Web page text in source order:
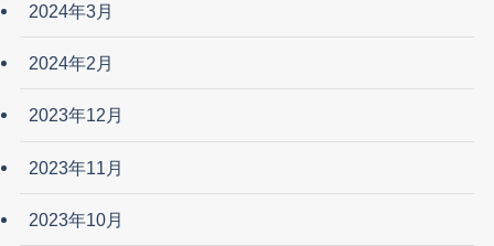
2024年3月
2024年2月
2023年12月
2023年11月
2023年10月